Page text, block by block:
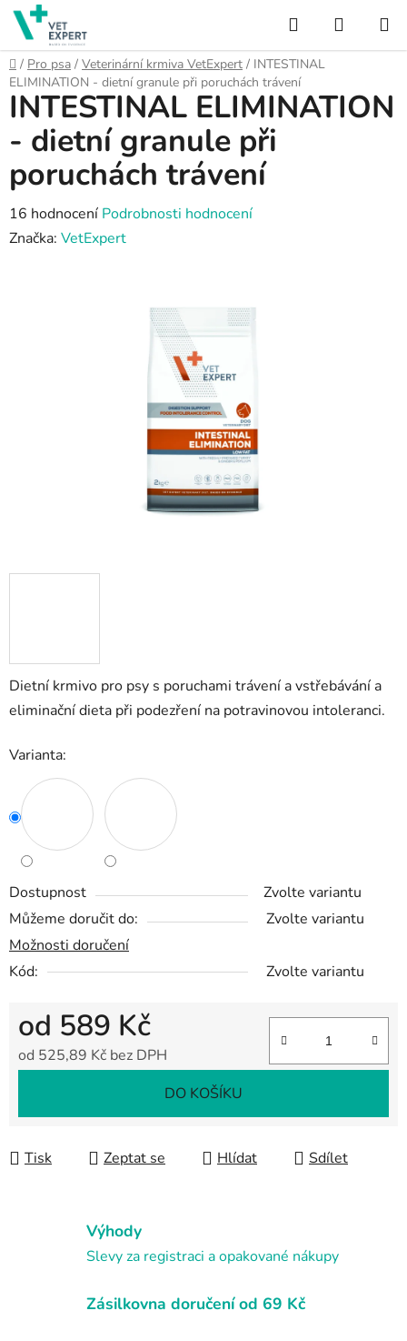
Přejít
obsah
Hledat
KOŠÍK
Domů
/ Pro psa / Veterinární krmiva VetExpert / INTESTINAL
ELIMINATION - dietní granule při poruchách trávení
Dietní krmivo pro psy s poruchami trávení a vstřebávání a
eliminační dieta při podezření na potravinovou intoleranci.
Varianta:
Dostupnost
Zvolte variantu
Můžeme doručit do:
Zvolte variantu
Možnosti doručení
Kód:
Zvolte variantu
od 589 Kč
od 525,89 Kč bez DPH
DO KOŠÍKU
Tisk Zeptat se Hlídat Sdílet
INTESTINAL ELIMINATION
- dietní granule při
poruchách trávení
Průměrné
hodnocení
16 hodnocení Podrobnosti hodnocení
Značka: VetExpert
Výhody
Slevy za registraci a opakované nákupy
Zásilkovna doručení od 69 Kč